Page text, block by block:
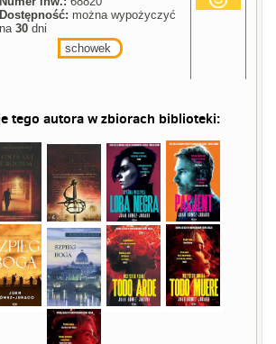
Dostępność: można wypożyczyć
na30 dni
schowek
tego autora w zbiorach biblioteki: